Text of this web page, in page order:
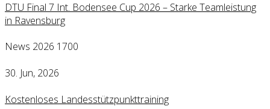
DTU Final 7 Int. Bodensee Cup 2026 – Starke Teamleistung
in Ravensburg
News 2026 1700
30. Jun, 2026
Kostenloses Landesstützpunkttraining